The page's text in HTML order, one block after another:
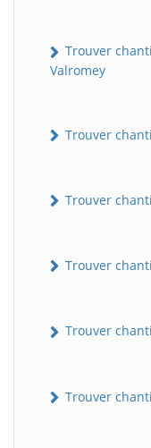
Trouver
Valromey
Trouver
Trouver
Trouver
Trouver
Trouver